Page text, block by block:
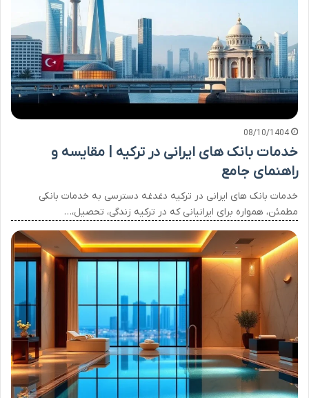
08/10/1404
خدمات بانک های ایرانی در ترکیه | مقایسه و
راهنمای جامع
خدمات بانک های ایرانی در ترکیه دغدغه دسترسی به خدمات بانکی
مطمئن، همواره برای ایرانیانی که در ترکیه زندگی، تحصیل،…